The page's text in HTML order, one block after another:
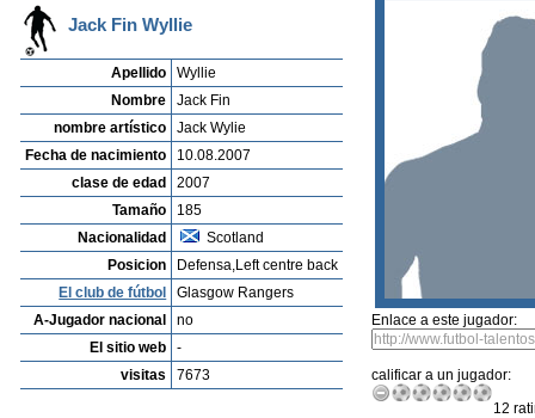
Jack Fin Wyllie
Apellido
Wyllie
Nombre
Jack Fin
nombre artístico
Jack Wylie
Fecha de nacimiento
10.08.2007
clase de edad
2007
Tamaño
185
Nacionalidad
Scotland
Posicion
Defensa,Left centre back
El club de fútbol
Glasgow Rangers
A-Jugador nacional
no
El sitio web
-
visitas
7673
Enlace a este jugador:
calificar a un jugador:
12